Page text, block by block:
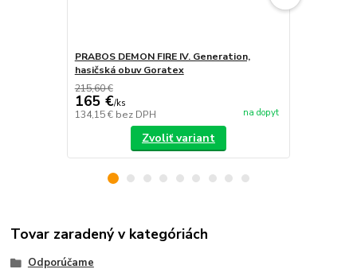
PRABOS DEMON FIRE IV. Generation,
hasičská obuv Goratex
215,60 €
165 €/ks
134,15 € bez DPH na dopyt
Zvoliť variant
Tovar zaradený v kategóriách
Odporúčame